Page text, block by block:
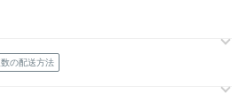
はお休みとなります。
の配送方法